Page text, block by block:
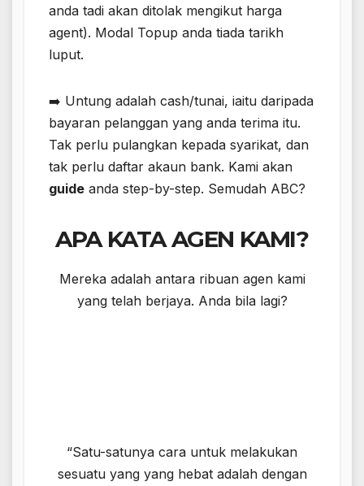
anda tadi akan ditolak​ mengikut harga
agent). Modal Topup anda tiada tarikh
luput​.
➡️ Untung adalah cash/tunai​​​, iaitu daripada
bayaran pelanggan yang anda terima itu.
Tak perlu pulangkan kepada syarikat, dan
tak perlu daftar akaun bank. Kami akan
guide anda step-by-step. Semudah ABC?
APA KATA AGEN KAMI?
Mereka adalah antara ribuan agen kami
yang telah berjaya. Anda bila lagi?
“Satu-satunya cara untuk melakukan
sesuatu yang yang hebat adalah dengan